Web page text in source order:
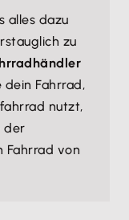
alles dazu
zu
dein Fahrrad,
nutzt,
der
Fahrrad von